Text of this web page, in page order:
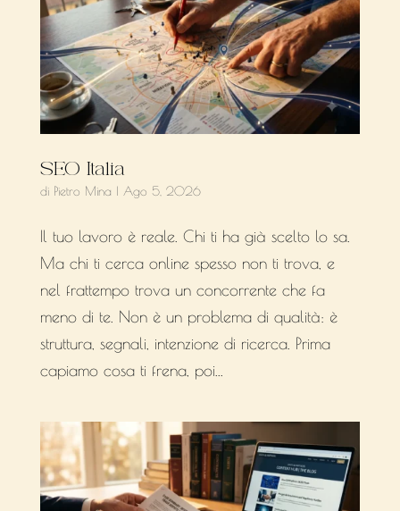
SEO Italia
di Pietro Mina | Ago 5, 2026
Il tuo lavoro è reale. Chi ti ha già scelto lo sa.
Ma chi ti cerca online spesso non ti trova, e
nel frattempo trova un concorrente che fa
meno di te. Non è un problema di qualità: è
struttura, segnali, intenzione di ricerca. Prima
capiamo cosa ti frena, poi...